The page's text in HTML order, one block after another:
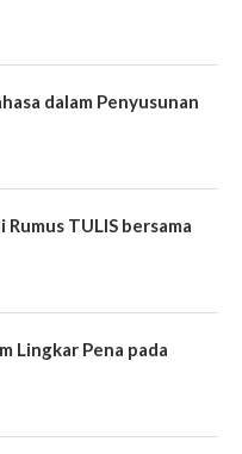
dalam Penyusunan
TULIS bersama
Lingkar Pena pada